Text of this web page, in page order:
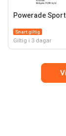
Powerade
Snart giltig
Giltig i 3 dagar